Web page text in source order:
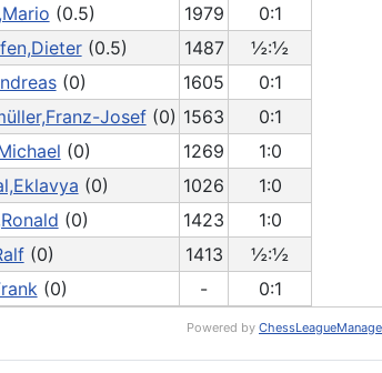
(0.5) 1979
0:1
(0.5) 1487
½:½
(0) 1605
0:1
Josef(0) 1563
0:1
(0) 1269
1:0
(0) 1026
1:0
(0) 1423
1:0
(0) 1413
½:½
(0) - 0:1
Powered by